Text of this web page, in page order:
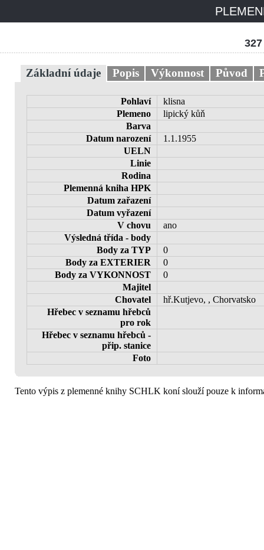
Základní údaje Popis Výkonnost Původ
Pohlaví
klisna
Plemeno
lipický kůň
Barva
Datum narození
1.1.1955
UELN
Linie
Rodina
Plemenná kniha HPK
Datum zařazení
Datum vyřazení
V chovu
ano
Výsledná třída - body
Body za TYP
0
Body za EXTERIER
0
Body za VYKONNOST
0
Majitel
Chovatel
hř.Kutjevo, , Chorvatsko
Hřebec v seznamu hřebců
pro rok
Hřebec v seznamu hřebců -
přip. stanice
Foto
Tento výpis z plemenné knihy SCHLK koní slouží pouze k